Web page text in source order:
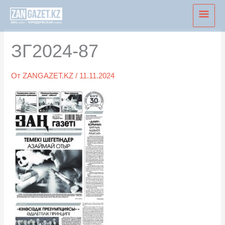
Перейти
содержимому
ЗГ2024-87
ОтZANGAZET.KZ/ 11.11.2024